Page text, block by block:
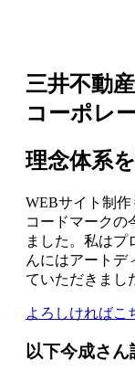
三井不動
コーポレ
理念体系
WEBサイト制作
コードマークの
ました。私はプ
んにはアートデ
ていただきまし
よろしければこ
以下今成さん